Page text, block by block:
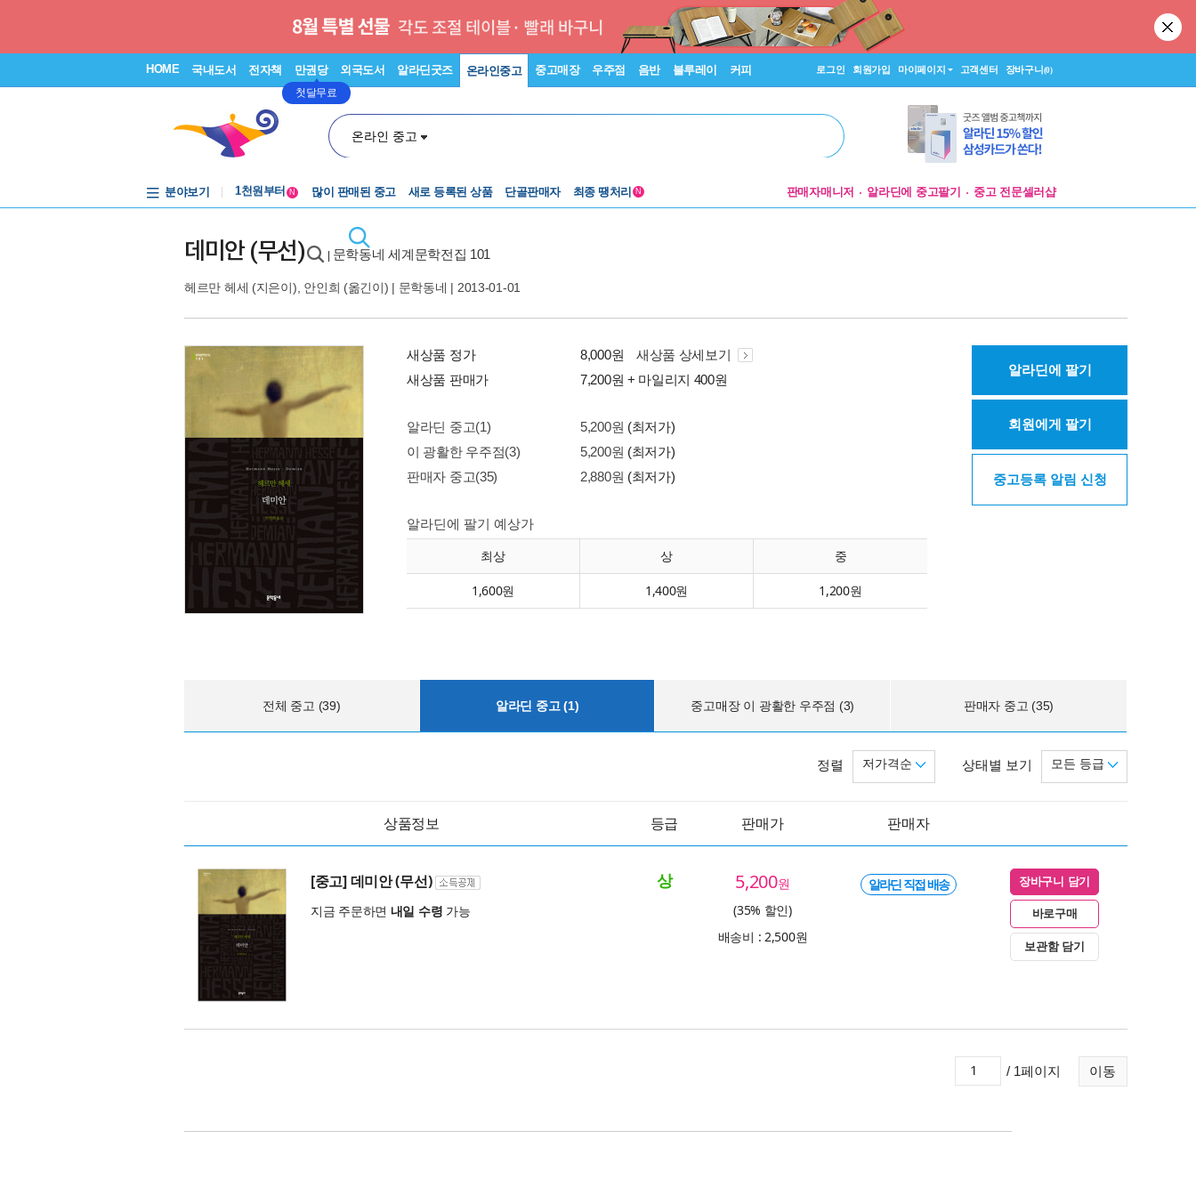
HOME 국내도서 전자책 만권당
첫달무료
외국도서 알라딘굿즈 온라인중고 중고매장 우주점 음반 블루레이 커피 로그인 회원가입 마이페이지 고객센터 장바구니(0)
온라인 중고
분야보기
중고음반
중고음반
N 많이 판매된 중고 새로 등록된 상품 단골판매자 최종 땡처리 N 판매자매니저 알라딘에 중고팔기 중고 전문셀러샵
데미안 (무선) 문학동네 세계문학전집 101
헤르만 헤세 (지은이), 안인희 (옮긴이) | 문학동네 | 2013-01-01
새상품 정가 8,000원
새상품 상세보기
새상품 판매가
7,200원 + 마일리지 400원
알라딘 중고(1) 5,200원 (최저가)
이 광활한 우주점(3)
5,200원 (최저가)
판매자 중고(35)
2,880원 (최저가)
알라딘에 팔기 예상가
최상 상 중
1,600원 1,400원 1,200원
알라딘에 팔기
회원에게 팔기
중고등록 알림 신청
전체 중고 (39) 알라딘 중고 (1) 중고매장 이 광활한 우주점 (3) 판매자 중고 (35)
상태별 보기 모든 등급
정렬 저가격순
상품정보 등급 판매가 판매자
[중고] 데미안 (무선)
지금 주문하면 내일 수령 가능
상 5,200원
(35% 할인)
배송비 : 2,500원
알라딘 직접 배송 장바구니 담기
바로구매
보관함 담기
이동
/ 1페이지